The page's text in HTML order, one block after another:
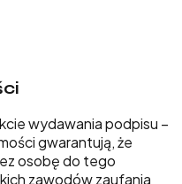
wydawania podpisu –
gwarantują, że
osobę do tego
zawodów zaufania